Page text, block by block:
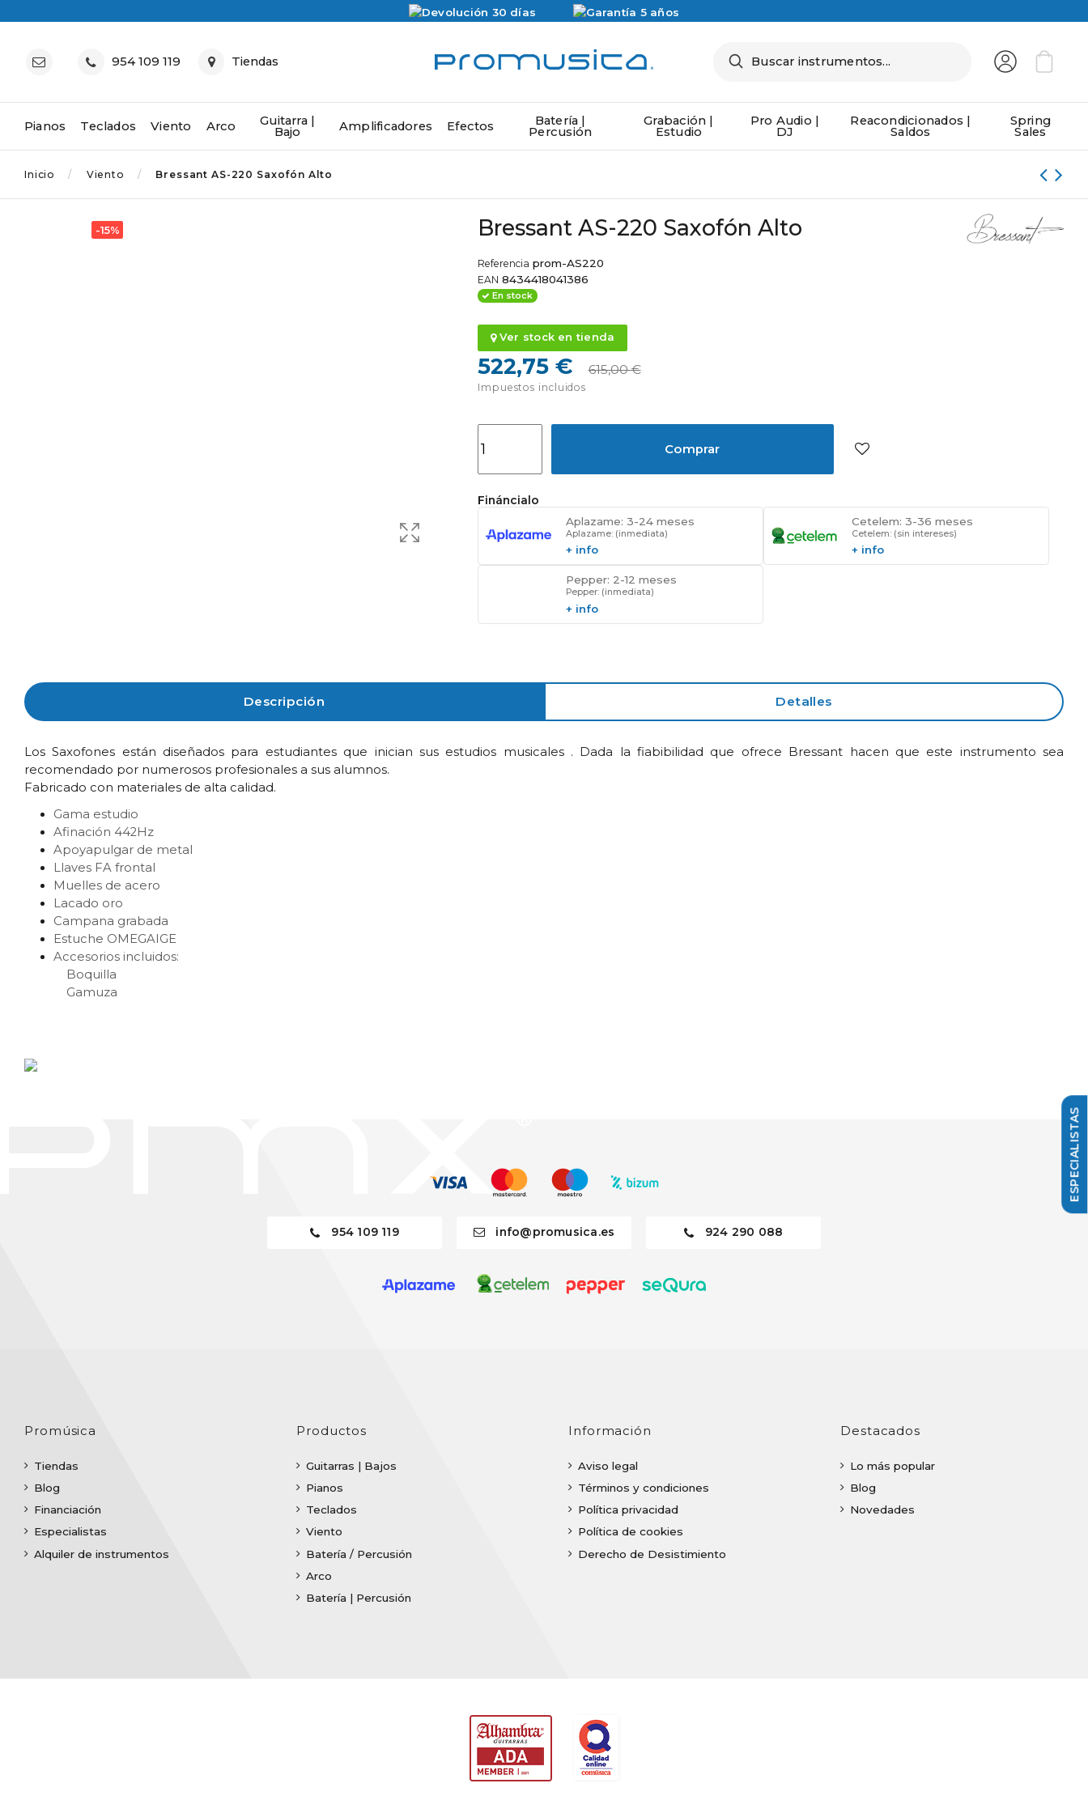
954 109 119 Tiendas
Pianos Teclados Viento Arco Guitarra |
Bajo Amplificadores Efectos Batería |
Percusión
Grabación |
Estudio
Pro Audio |
DJ
Reacondicionados |
Saldos
Spring
Sales
Inicio Viento Bressant AS-220 Saxofón Alto
-15% Bressant AS-220 Saxofón Alto
Referencia prom-AS220
EAN 8434418041386
En stock
Ver stock en tienda
522,75 € 615,00 €
Impuestos incluidos
Comprar
Fináncialo
Aplazame: 3-24 meses
Aplazame: (inmediata)
+ info
Cetelem: 3-36 meses
Cetelem: (sin intereses)
+ info
Pepper: 2-12 meses
Pepper: (inmediata)
+ info
Descripción Detalles
Los Saxofones están diseñados para estudiantes que inician sus estudios musicales . Dada la fiabibilidad que ofrece Bressant hacen que este instrumento sea
recomendado por numerosos profesionales a sus alumnos.
Fabricado con materiales de alta calidad.
Gama estudio
Afinación 442Hz
Apoyapulgar de metal
Llaves FA frontal
Muelles de acero
Lacado oro
Campana grabada
Estuche OMEGAIGE
Accesorios incluidos:
Boquilla
Gamuza
954 109 119 info@promusica.es 924 290 088
Promúsica
Tiendas
Blog
Financiación
Especialistas
Alquiler de instrumentos
Productos
Guitarras | Bajos
Pianos
Teclados
Viento
Batería / Percusión
Arco
Batería | Percusión
Información
Aviso legal
Términos y condiciones
Política privacidad
Política de cookies
Derecho de Desistimiento
Destacados
Lo más popular
Blog
Novedades